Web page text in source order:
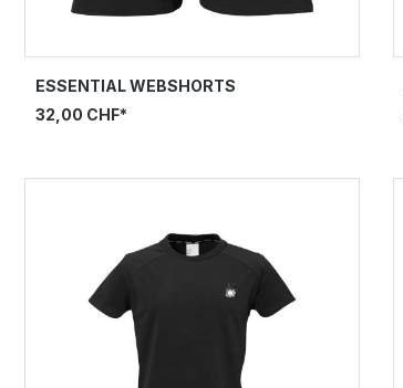
ESSENTIAL WEBSHORTS
32,00 CHF*